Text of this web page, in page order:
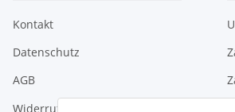
Kontakt
Datenschutz
AGB
Widerrufsrecht